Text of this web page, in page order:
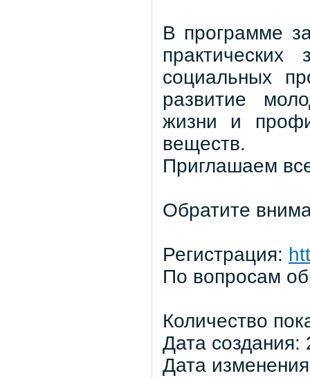
В программе
социальных
развитие
жизни и
веществ.
Приглашаем
Обратите
Регистрация:
По вопросам
Количество
Дата
Дата